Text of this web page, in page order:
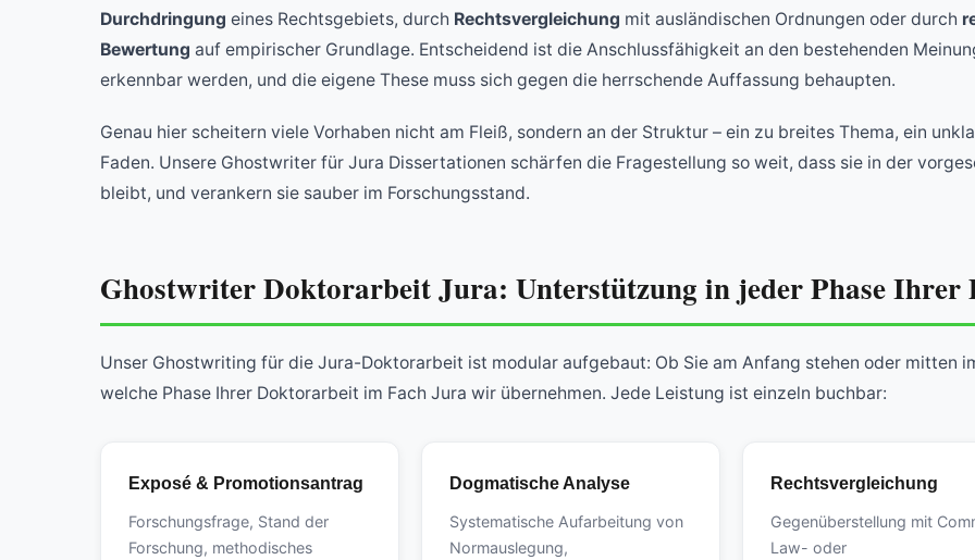
Durchdringung eines Rechtsgebiets, durch Rechtsvergleichung mit ausländischen Ordnungen oder durch
Bewertung auf empirischer Grundlage. Entscheidend ist die Anschlussfähigkeit an den bestehenden
erkennbar werden, und die eigene These muss sich gegen die herrschende Auffassung behaupten.
Genau hier scheitern viele Vorhaben nicht am Fleiß, sondern an der Struktur – ein zu breites Thema, ein
Faden. Unsere Ghostwriter für Jura Dissertationen schärfen die Fragestellung so weit, dass sie in der
bleibt, und verankern sie sauber im Forschungsstand.
Ghostwriter Doktorarbeit Jura: Unterstützung in jeder Phase
Unser Ghostwriting für die Jura-Doktorarbeit ist modular aufgebaut: Ob Sie am Anfang stehen oder mitten
welche Phase Ihrer Doktorarbeit im Fach Jura wir übernehmen. Jede Leistung ist einzeln buchbar:
Exposé & Promotionsantrag
Forschungsfrage, Stand der
Forschung, methodisches
Dogmatische Analyse
Systematische Aufarbeitung von
Normauslegung,
Rechtsvergleichung
Gegenüberstellung mit
Law- oder